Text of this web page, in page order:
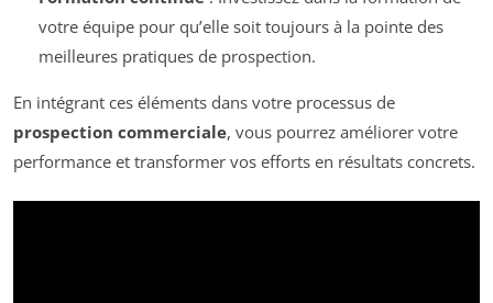
votre équipe pour qu’elle soit toujours à la pointe des
meilleures pratiques de prospection.
En intégrant ces éléments dans votre processus de
prospection commerciale, vous pourrez améliorer votre
performance et transformer vos efforts en résultats concrets.